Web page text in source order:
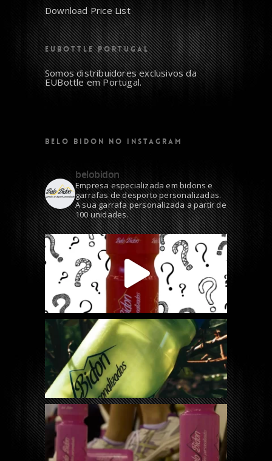
Download Price List
EUBOTTLE PORTUGAL
Somos distribuidores exclusivos da
EUBottle em Portugal.
BELO BIDON NO INSTAGRAM
belobidon
Empresa especializada em bidons e
garrafas de desporto personalizadas.
A sua garrafa personalizada a partir de
100 unidades.